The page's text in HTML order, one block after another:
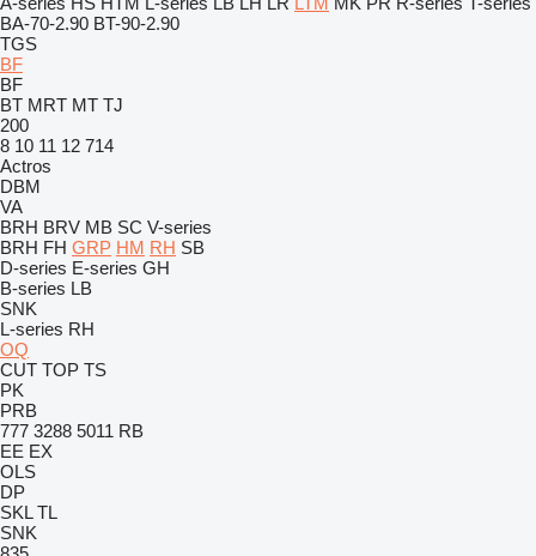
BA-70-2.90 BT-90-2.90
TGS
BF
BF
BT MRT MT TJ
200
8 10 11 12 714
Actros
DBM
VA
BRH BRV MB SC V-series
BRH FH GRP HM RH SB
D-series E-series GH
B-series LB
SNK
L-series RH
OQ
CUT TOP TS
PK
PRB
777 3288 5011 RB
EE EX
OLS
DP
SKL TL
SNK